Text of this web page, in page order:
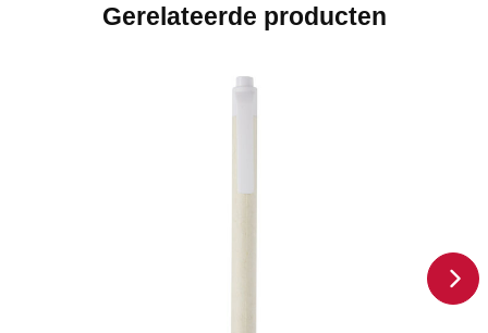
Gerelateerde producten